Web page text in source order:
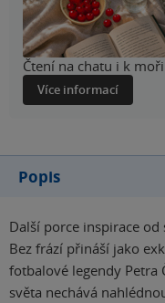
Čtení na chatu i k
Více informací
Popis
Další porce inspirace
Bez frází přináší jako
fotbalové legendy Petra
světa nechává